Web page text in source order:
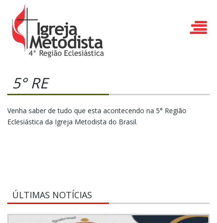
5° RE
Venha saber de tudo que esta acontecendo na 5° Região
Eclesiástica da Igreja Metodista do Brasil.
ÚLTIMAS NOTÍCIAS